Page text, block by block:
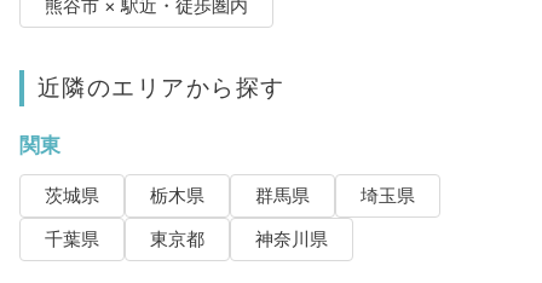
熊谷市 × 駅近・徒歩圏内
近隣のエリアから探す
関東
茨城県 栃木県 群馬県
埼玉県
千葉県
東京都 神奈川県